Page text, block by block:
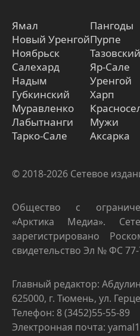
Ямал
Новый Уренгой
Ноябрьск
Салехард
Надым
Губкинский
Муравленко
Лабытнанги
Тарко-Сале
Пангоды
Пурпе
Тазовский
Яр-Сале
Уренгой
Харп
Мужи
Аксарка
© 2018-2026 Сетевое
Общество с
«Арктика Медиа».
зарегистрировано
свидетельство Эл № ФС 77-
Главный редактор:
625000, г. Тюмень, ул.
Телефон: 8 (3452)55-55-89
Электронная почта: